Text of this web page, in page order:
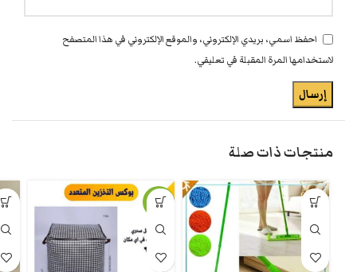
احفظ اسمي، بريدي الإلكتروني، والموقع الإلكتروني في هذا المتصفح
لاستخدامها المرة المقبلة في تعليقي.
منتجات ذات صلة
-7%